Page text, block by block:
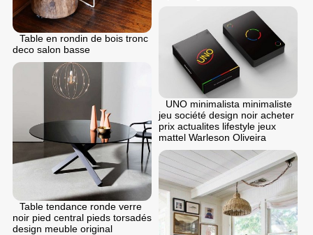
Table en rondin de bois tronc
deco salon basse
UNO minimalista minimaliste
jeu société design noir acheter
prix actualites lifestyle jeux
mattel Warleson Oliveira
Table tendance ronde verre
noir pied central pieds torsadés
design meuble original